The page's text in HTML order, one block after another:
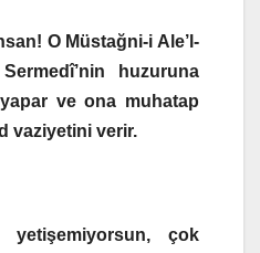
O Müstağni-i Ale’l-
huzuruna
ve ona muhatap
vaziyetini verir.
yetişemiyorsun, çok